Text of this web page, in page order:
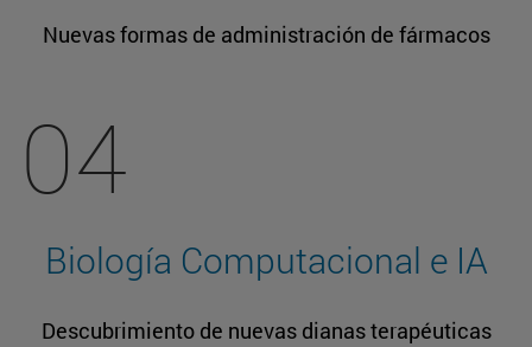
Nuevas formas de administración de fármacos
04
Biología Computacional e IA
Descubrimiento de nuevas dianas terapéuticas